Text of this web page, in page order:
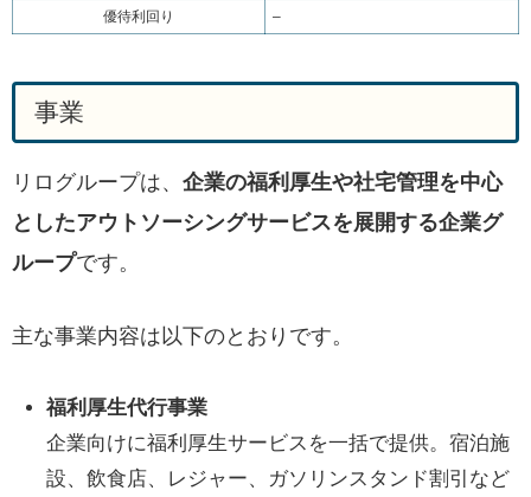
優待利回り –
事業
リログループは、 企業の福利厚生や社宅管理を中心
としたアウトソーシングサービスを展開する企業グ
ループです。
主な事業内容は以下のとおりです。
福利厚生代行事業
企業向けに福利厚生サービスを一括で提供。宿泊施
設、飲食店、レジャー、ガソリンスタンド割引など